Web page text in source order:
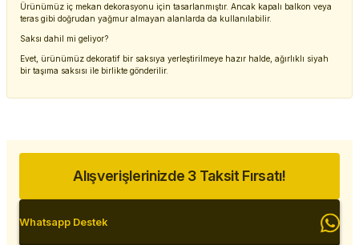
Ürünümüz iç mekan dekorasyonu için tasarlanmıştır. Ancak kapalı balkon veya
teras gibi doğrudan yağmur almayan alanlarda da kullanılabilir.
Saksı dahil mi geliyor?
Evet, ürünümüz dekoratif bir saksıya yerleştirilmeye hazır halde, ağırlıklı siyah
bir taşıma saksısı ile birlikte gönderilir.
Alışverişlerinizde 3 Taksit Fırsatı!
Whatsapp Destek